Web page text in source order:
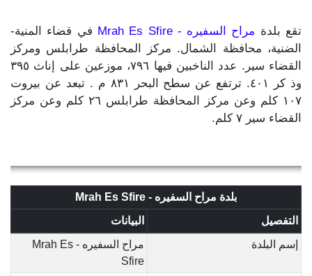
تقع بلدة مراح السفيره - Mrah Es Sfire
في قضاء المنية-
الضنية، محافظة الشمال. مركز المحافظة طرابلس ومركز
القضاء سير. عدد الناخبين فيها ٧٩٦، موزعين على إناث ٣٩٥
وذ كر ٤٠١. ترتفع عن سطح البحر ٨٣١ م . تبعد عن بيروت
١٠٧ كلم وعن مركز المحافظة طرابلس ٢٦ كلم وعن مركز
القضاء سير ٧ كلم.
بلدة مراح السفيره - Mrah Es Sfire
التفصيل
البيانات
إسم البلدة
مراح السفيره - Mrah Es
Sfire